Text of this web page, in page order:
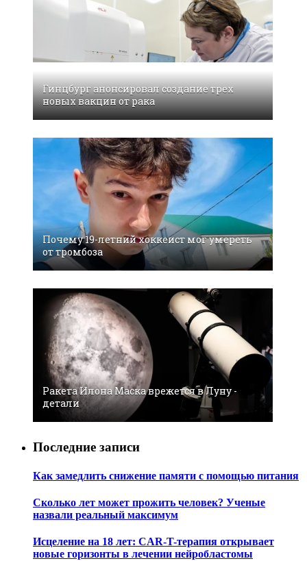
Гинцбург анонсировал создание трех
новых вакцин от рака
Почему 19-летний хоккеист мог умереть
от тромбоза
Ракета Илона Маска врежется в Луну -
детали
Последние записи
Как замедлить снижение памяти с помощью питания
Сколько лет может прожить человек? Ученые
назвали реальный максимум
Исцеление на 18 лет: CAR-T-терапия открывает
новые горизонты в лечении нейробластомы